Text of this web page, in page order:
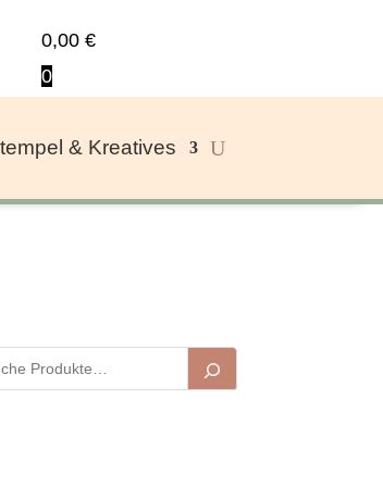
0,00€
0
& Kreatives